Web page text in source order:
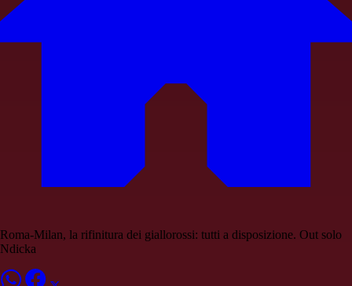
Roma-Milan, la rifinitura dei giallorossi: tutti a disposizione. Out solo
Ndicka